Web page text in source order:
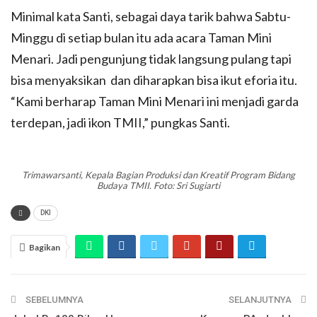
Minimal kata Santi, sebagai daya tarik bahwa Sabtu-
Minggu di setiap bulan itu ada acara Taman Mini
Menari. Jadi pengunjung tidak langsung pulang tapi
bisa menyaksikan dan diharapkan bisa ikut eforia itu.
“Kami berharap Taman Mini Menari ini menjadi garda
terdepan, jadi ikon TMII,” pungkas Santi.
Trimawarsanti, Kepala Bagian Produksi dan Kreatif Program Bidang
Budaya TMII. Foto: Sri Sugiarti
DKI
Bagikan
SEBELUMNYA SELANJUTNYA